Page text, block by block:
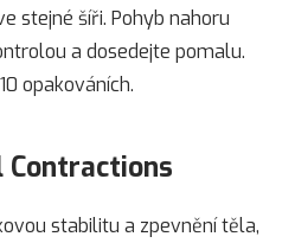
stejné šíři. Pohyb nahoru
a dosedejte pomalu.
opakováních.
Contractions
stabilitu a zpevnění těla,